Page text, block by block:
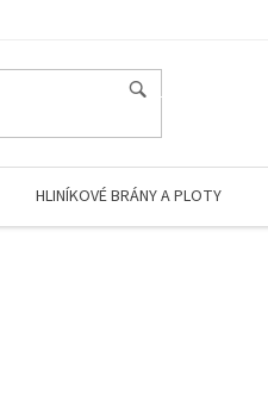
HLINÍKOVÉ BRÁNY A PLOTY